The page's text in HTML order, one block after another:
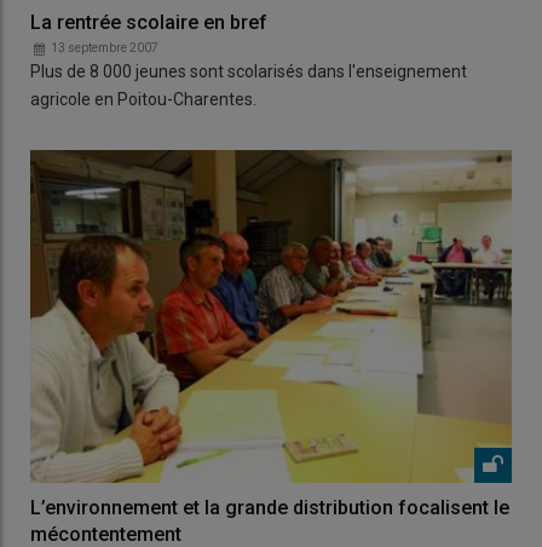
La rentrée scolaire en bref
13 septembre 2007
Plus de 8 000 jeunes sont scolarisés dans l'enseignement
agricole en Poitou-Charentes.
L’environnement et la grande distribution focalisent le
mécontentement